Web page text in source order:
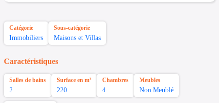
Catégorie
Immobiliers
Sous-catégorie
Maisons et Villas
Caractéristiques
Salles de bains
2
Surface en m²
220
Chambres
4
Meubles
Non Meublé